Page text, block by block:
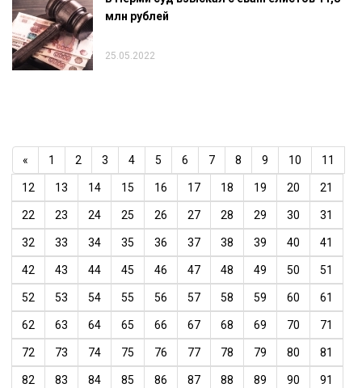
млн рублей
25.05.2022
« 1 2 3 4 5 6 7 8 9 10 11
12 13 14 15 16 17 18 19 20 21
22 23 24 25 26 27 28 29 30 31
32 33 34 35 36 37 38 39 40 41
42 43 44 45 46 47 48 49 50 51
52 53 54 55 56 57 58 59 60 61
62 63 64 65 66 67 68 69 70 71
72 73 74 75 76 77 78 79 80 81
82 83 84 85 86 87 88 89 90 91